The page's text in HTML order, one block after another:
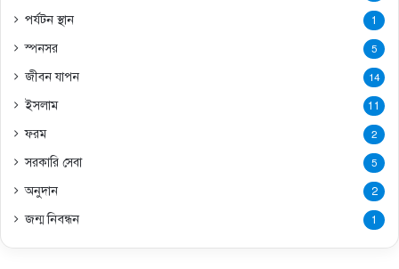
পর্যটন স্থান 1
স্পনসর 5
জীবন যাপন 14
ইসলাম 11
ফরম 2
সরকারি সেবা 5
অনুদান 2
জন্ম নিবন্ধন 1